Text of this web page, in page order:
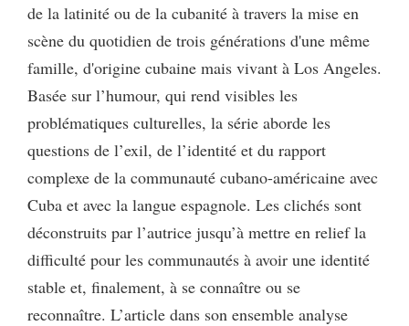
de la latinité ou de la cubanité à travers la mise en
scène du quotidien de trois générations d'une même
famille, d'origine cubaine mais vivant à Los Angeles.
Basée sur l’humour, qui rend visibles les
problématiques culturelles, la série aborde les
questions de l’exil, de l’identité et du rapport
complexe de la communauté cubano-américaine avec
Cuba et avec la langue espagnole. Les clichés sont
déconstruits par l’autrice jusqu’à mettre en relief la
difficulté pour les communautés à avoir une identité
stable et, finalement, à se connaître ou se
reconnaître. L’article dans son ensemble analyse